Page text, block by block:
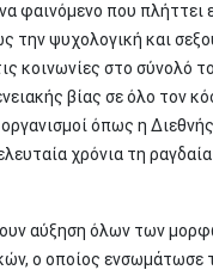
φαινόμενο που πλήττει
την ψυχολογική και
κοινωνίες στο σύνολό
βίας σε όλο τον
όπως η
χρόνια τη
αύξηση όλων των
ο οποίος ενσωμάτωσε